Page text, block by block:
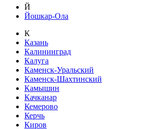
Й
Йошкар-Ола
К
Казань
Калининград
Калуга
Каменск-Уральский
Каменск-Шахтинский
Камышин
Качканар
Кемерово
Керчь
Киров